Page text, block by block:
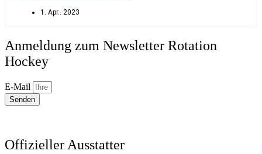
1. Apr.. 2023
Anmeldung zum Newsletter Rotation
Hockey
E-Mail
Senden
Offizieller Ausstatter